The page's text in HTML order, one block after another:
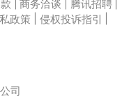
商务洽谈 腾讯招聘
政策 侵权投诉指引
司